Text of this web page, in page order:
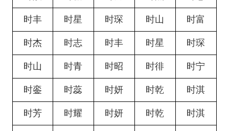
时丰 时星 时琛 时山 时富
时杰 时志 时丰 时星 时琛
时山 时青 时昭 时徘 时宁
时銮 时蕊 时妍 时乾 时淇
时芳 时耀 时妍 时乾 时淇